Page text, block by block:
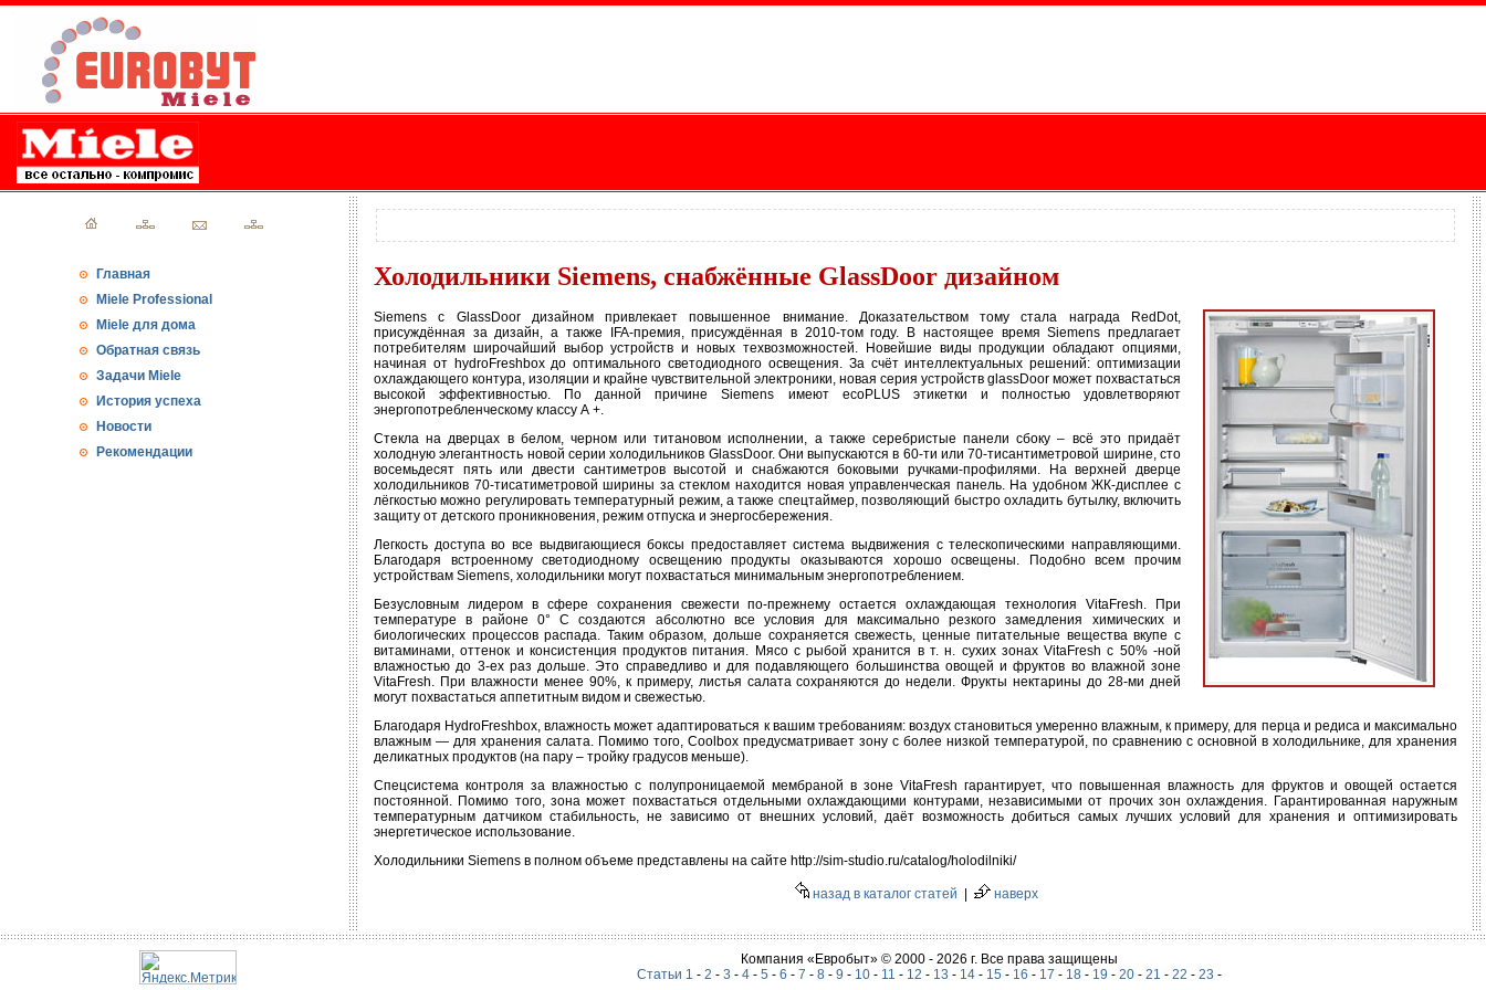
Главная
Miele Professional
Miele для дома
Обратная связь
Задачи Miele
История успеха
Новости
Рекомендации
Холодильники Siemens, снабжённые GlassDoor дизайном
Siemens с GlassDoor дизайном привлекает повышенное внимание. Доказательством тому стала награда RedDot,
присуждённая за дизайн, а также IFA-премия, присуждённая в 2010-том году. В настоящее время Siemens предлагает
потребителям широчайший выбор устройств и новых техвозможностей. Новейшие виды продукции обладают опциями,
начиная от hydroFreshbox до оптимального светодиодного освещения. За счёт интеллектуальных решений: оптимизации
охлаждающего контура, изоляции и крайне чувствительной электроники, новая серия устройств glassDoor может похвастаться
высокой эффективностью. По данной причине Siemens имеют ecoPLUS этикетки и полностью удовлетворяют
энергопотребленческому классу А +.
Стекла на дверцах в белом, черном или титановом исполнении, а также серебристые панели сбоку – всё это придаёт
холодную элегантность новой серии холодильников GlassDoor. Они выпускаются в 60-ти или 70-тисантиметровой ширине, сто
восемьдесят пять или двести сантиметров высотой и снабжаются боковыми ручками-профилями. На верхней дверце
холодильников 70-тисатиметровой ширины за стеклом находится новая управленческая панель. На удобном ЖК-дисплее с
лёгкостью можно регулировать температурный режим, а также спецтаймер, позволяющий быстро охладить бутылку, включить
защиту от детского проникновения, режим отпуска и энергосбережения.
Легкость доступа во все выдвигающиеся боксы предоставляет система выдвижения с телескопическими направляющими.
Благодаря встроенному светодиодному освещению продукты оказываются хорошо освещены. Подобно всем прочим
устройствам Siemens, холодильники могут похвастаться минимальным энергопотреблением.
Безусловным лидером в сфере сохранения свежести по-прежнему остается охлаждающая технология VitaFresh. При
температуре в районе 0° C создаются абсолютно все условия для максимально резкого замедления химических и
биологических процессов распада. Таким образом, дольше сохраняется свежесть, ценные питательные вещества вкупе с
витаминами, оттенок и консистенция продуктов питания. Мясо с рыбой хранится в т. н. сухих зонах VitaFresh с 50% -ной
влажностью до 3-ех раз дольше. Это справедливо и для подавляющего большинства овощей и фруктов во влажной зоне
VitaFresh. При влажности менее 90%, к примеру, листья салата сохраняются до недели. Фрукты нектарины до 28-ми дней
могут похвастаться аппетитным видом и свежестью.
Благодаря HydroFreshbox, влажность может адаптироваться к вашим требованиям: воздух становиться умеренно влажным, к примеру, для перца и редиса и максимально
влажным — для хранения салата. Помимо того, Coolbox предусматривает зону с более низкой температурой, по сравнению с основной в холодильнике, для хранения
деликатных продуктов (на пару – тройку градусов меньше).
Спецсистема контроля за влажностью с полупроницаемой мембраной в зоне VitaFresh гарантирует, что повышенная влажность для фруктов и овощей остается
постоянной. Помимо того, зона может похвастаться отдельными охлаждающими контурами, независимыми от прочих зон охлаждения. Гарантированная наружным
температурным датчиком стабильность, не зависимо от внешних условий, даёт возможность добиться самых лучших условий для хранения и оптимизировать
энергетическое использование.
Холодильники Siemens в полном объеме представлены на сайте http://sim-studio.ru/catalog/holodilniki/
назад в каталог статей наверх
Компания «Евробыт» © 2000 - 2026 г. Все права защищены
Статьи 1 - 2 - 3 - 4- 5 - 6 - 7 - 8- 9 - 10- 11 - 12 - 13 - 14- 15 - 16 - 17 - 18- 19 - 20- 21 - 22 - 23 -